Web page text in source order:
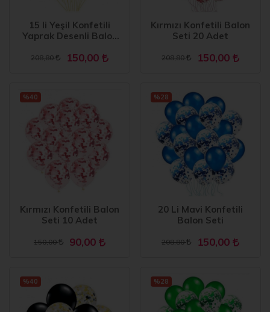
15 li Yeşil Konfetili
Yaprak Desenli Balon
208,80 150,00
Kırmızı Konfetili Balon
Seti 20 Adet
208,80 150,00
Kırmızı Konfetili Balon
Seti 10 Adet
150,00 90,00
%40
20 Li Mavi Konfetili
Balon Seti
208,80 150,00
%28
%40 %28